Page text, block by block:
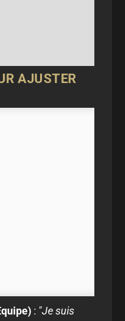
AJUSTER
: "Je suis